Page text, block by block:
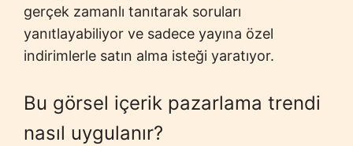
gerçek zamanlı tanıtarak soruları
yanıtlayabiliyor ve sadece yayına özel
indirimlerle satın alma isteği yaratıyor.
Bu görsel içerik pazarlama trendi
nasıl uygulanır?